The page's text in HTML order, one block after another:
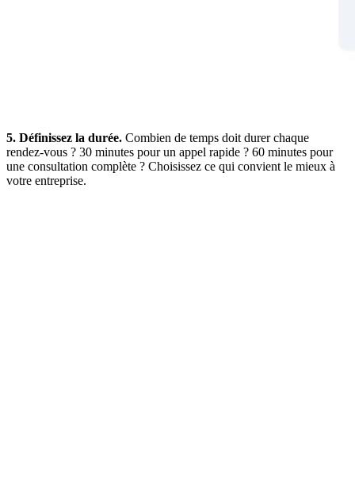
5. Définissez la durée. Combien de temps doit durer chaque
rendez-vous ? 30 minutes pour un appel rapide ? 60 minutes pour
une consultation complète ? Choisissez ce qui convient le mieux à
votre entreprise.